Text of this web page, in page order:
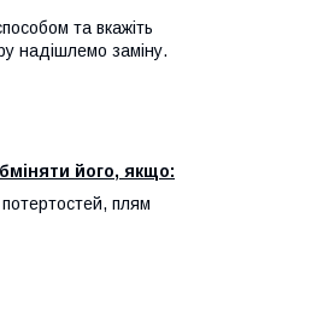
та вкажіть
надішлемо заміну.
його, якщо:
плям